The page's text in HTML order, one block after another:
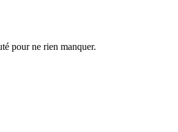
pour ne rien manquer.